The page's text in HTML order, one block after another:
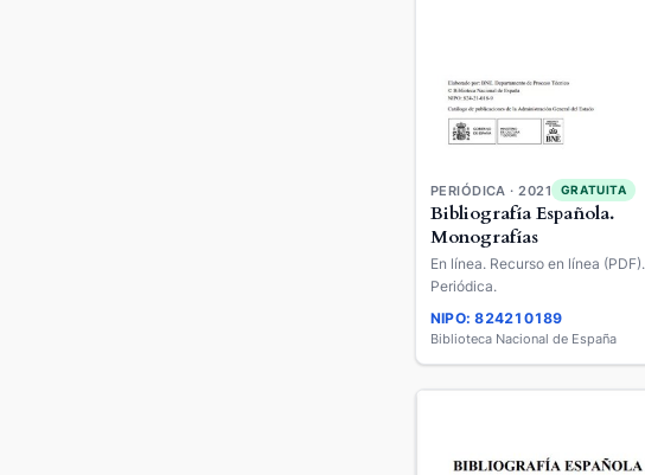
PERIÓDICA · 2021 GRATUITA
Bibliografía Española.
Monografías
En línea. Recurso en línea (PDF).
Periódica.
NIPO: 824210189
Biblioteca Nacional de España